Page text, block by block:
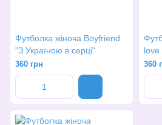
Футболка жіноча Boyfriend
"З Україною в серці"
360 грн
love
360